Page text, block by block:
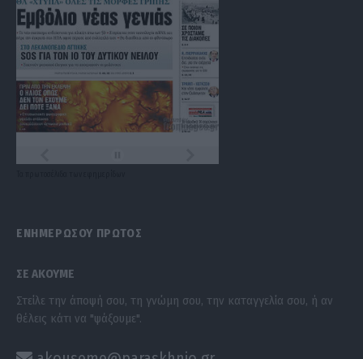
ΕΝΗΜΕΡΩΣΟΥ ΠΡΩΤΟΣ
ΣΕ ΑΚΟΥΜΕ
Στείλε την άποψή σου, τη γνώμη σου, την καταγγελία σου, ή αν
θέλεις κάτι να "ψάξουμε".